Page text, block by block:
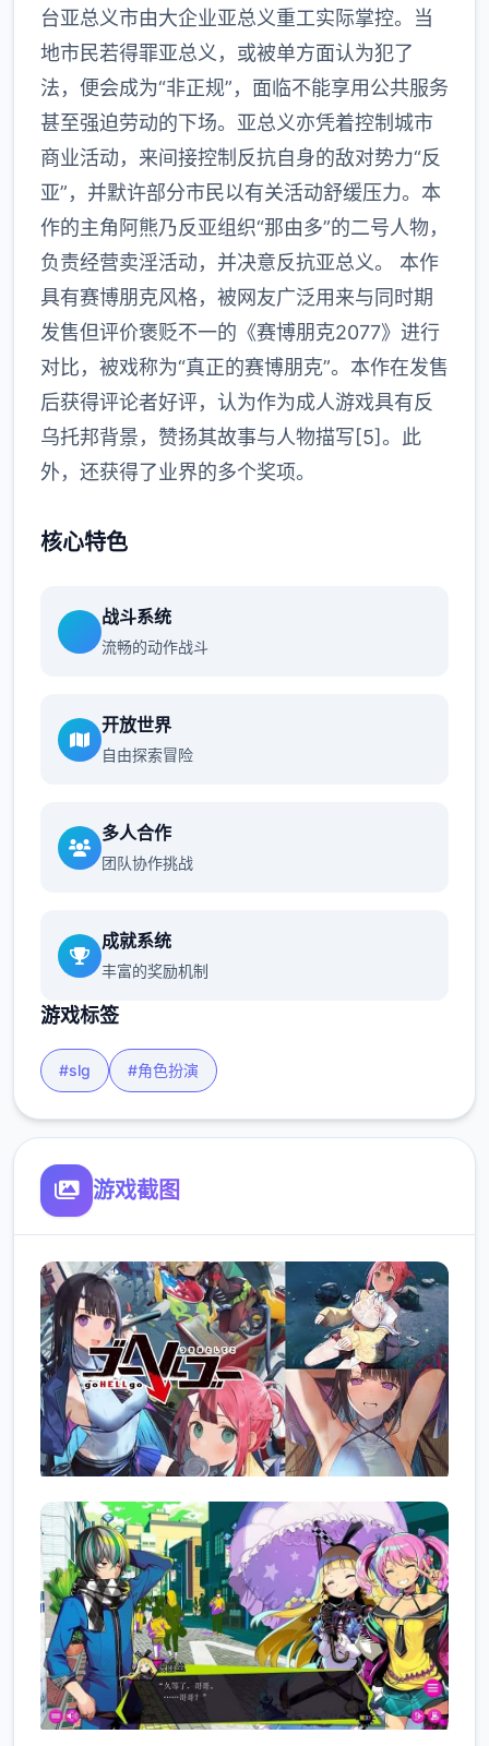
台亚总义市由大企业亚总义重工实际掌控。当
地市民若得罪亚总义，或被单方面认为犯了
法，便会成为“非正规”，面临不能享用公共服务
甚至强迫劳动的下场。亚总义亦凭着控制城市
商业活动，来间接控制反抗自身的敌对势力“反
亚”，并默许部分市民以有关活动舒缓压力。本
作的主角阿熊乃反亚组织“那由多”的二号人物，
负责经营卖淫活动，并决意反抗亚总义。 本作
具有赛博朋克风格，被网友广泛用来与同时期
发售但评价褒贬不一的《赛博朋克2077》进行
对比，被戏称为“真正的赛博朋克”。本作在发售
后获得评论者好评，认为作为成人游戏具有反
乌托邦背景，赞扬其故事与人物描写[5]。此
外，还获得了业界的多个奖项。
核心特色
战斗系统
流畅的动作战斗
开放世界
自由探索冒险
多人合作
团队协作挑战
成就系统
丰富的奖励机制
游戏标签
#slg #角色扮演
游戏截图